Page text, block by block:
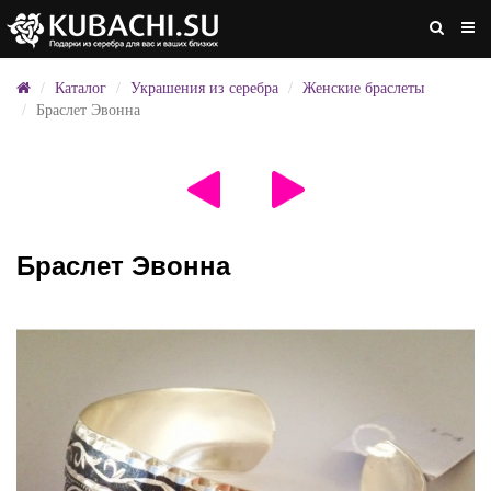
Каталог Украшения из серебра
Женские браслеты
Браслет Эвонна
Браслет Эвонна